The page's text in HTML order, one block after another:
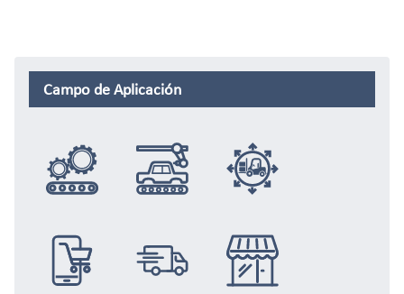
Campo de Aplicación
Integración Automoción Logística